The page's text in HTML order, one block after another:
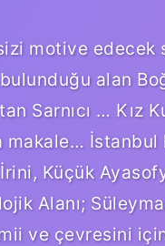
motive edecek
alan
Sarnıcı … Kız
makale…
Küçük
Alanı;
ve çevresini